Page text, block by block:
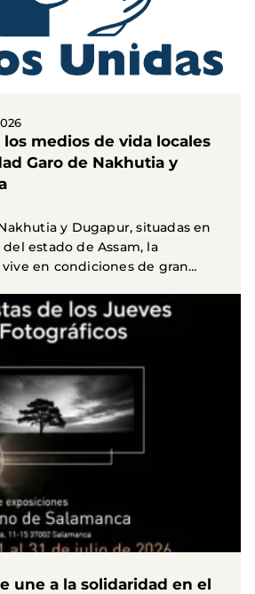
medios de vida locales
Garo de Nakhutia y
y Dugapur, situadas en
estado de Assam, la
en condiciones de gran
une a la solidaridad en el